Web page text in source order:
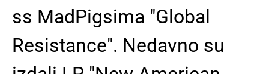
ss MadPigsima "Global
Resistance". Nedavno su